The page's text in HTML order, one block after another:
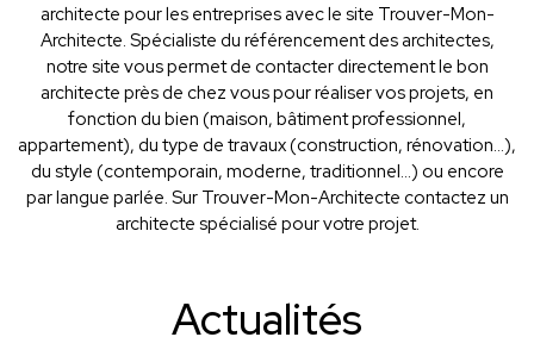
architecte pour les entreprises avec le site Trouver-Mon-
Architecte. Spécialiste du référencement des architectes,
notre site vous permet de contacter directement le bon
architecte près de chez vous pour réaliser vos projets, en
fonction du bien (maison, bâtiment professionnel,
appartement), du type de travaux (construction, rénovation...),
du style (contemporain, moderne, traditionnel...) ou encore
par langue parlée. Sur Trouver-Mon-Architecte contactez un
architecte spécialisé pour votre projet.
Actualités